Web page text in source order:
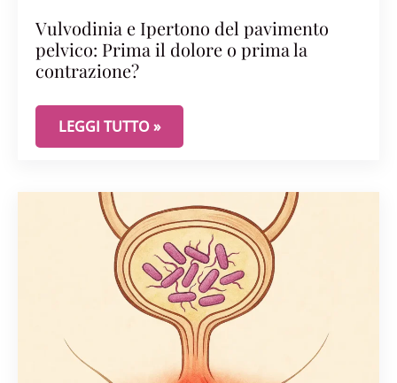
Vulvodinia e Ipertono del pavimento
pelvico: Prima il dolore o prima la
contrazione?
VULVODINIA E IPERTONO DEL PAVIMENTO
LEGGI TUTTO »